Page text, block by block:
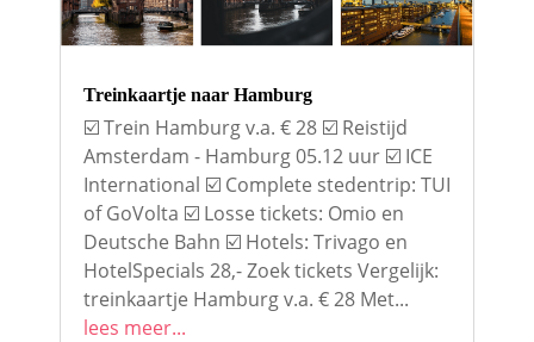
Treinkaartje naar Hamburg
☑️ Trein Hamburg v.a. € 28 ☑️ Reistijd
Amsterdam - Hamburg 05.12 uur ☑️ ICE
International ☑️ Complete stedentrip: TUI
of GoVolta ☑️ Losse tickets: Omio en
Deutsche Bahn ☑️ Hotels: Trivago en
HotelSpecials 28,- Zoek tickets Vergelijk:
treinkaartje Hamburg v.a. € 28 Met...
lees meer...